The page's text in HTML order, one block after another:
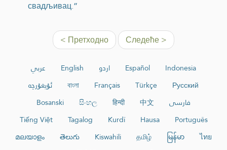
свадљивац.”
< Претходно Следеће >
عربي English اردو Español
Indonesia
ئۇيغۇرچە
বাংলা Français Türkçe
Русский
Bosanski
සිංහල हिन्दी 中文
فارسی
Tiếng Việt
Tagalog Kurdî Hausa
Português
മലയാളം
తెలుగు Kiswahili தமிழ் မြန်မာ
ไทย